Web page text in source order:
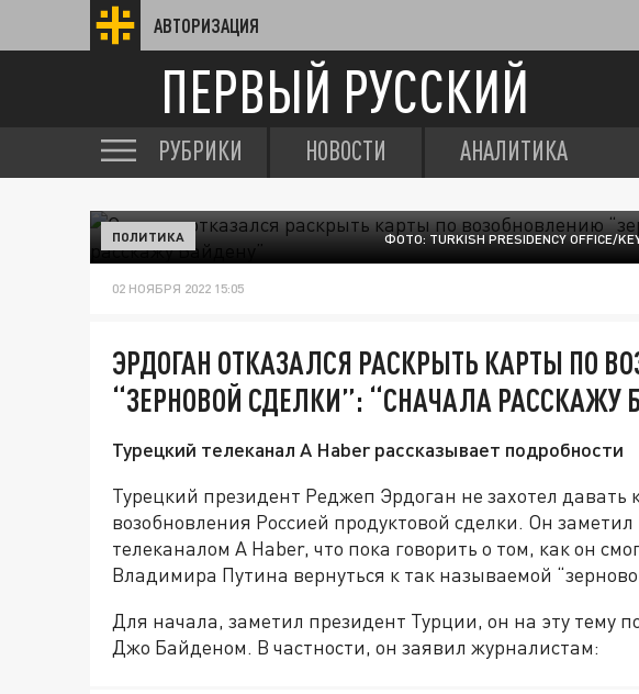
АВТОРИЗАЦИЯ
ПЕРВЫЙ РУССКИЙ
РУБРИКИ НОВОСТИ АНАЛИТИКА
ФОТО: TURKISH PRESIDENCY OFFICE/
ПОЛИТИКА
02 НОЯБРЯ 2022 15:05
ЭРДОГАН ОТКАЗАЛСЯ РАСКРЫТЬ КАРТЫ ПО
“ЗЕРНОВОЙ СДЕЛКИ”: “СНАЧАЛА РАССКАЖУ
Турецкий телеканал A Haber рассказывает подробности
Турецкий президент Реджеп Эрдоган не захотел давать
возобновления Россией продуктовой сделки. Он
телеканалом A Haber, что пока говорить о том, как он
Владимира Путина вернуться к так называемой
Для начала, заметил президент Турции, он на эту тему
Джо Байденом. В частности, он заявил журналистам: